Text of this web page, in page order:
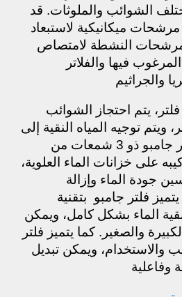
الشوائب والملوثات. قد
ميكانيكية لاستبعاد
النشطة لامتصاص
فيها والفلاتر
يتم احتجاز الشوائب
ويتم توجيه المياه النقية إلى
انابيب الماء.يعتبر فلتر جامبو ذو 3 شمعات من
على خزانات الماء العلوية،
جودة الماء وإزالة
فلتر جامبو بتقنية
الماء بشكل كامل، ويمكن
والصغير. كما يتميز فلتر
والاستخدام، ويمكن تبديل